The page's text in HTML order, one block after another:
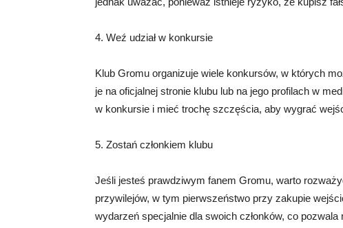
4. Weź udział w konkursie
Klub Gromu organizuje wiele konkursów, w których
je na oficjalnej stronie klubu lub na jego profilach w
w konkursie i mieć trochę szczęścia, aby wygrać
5. Zostań członkiem klubu
Jeśli jesteś prawdziwym fanem Gromu, warto
przywilejów, w tym pierwszeństwo przy zakupie
wydarzeń specjalnie dla swoich członków, co